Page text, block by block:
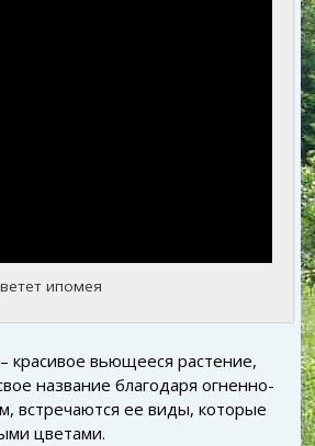
ипомея
– красивое вьющееся растение,
название благодаря огненно-
встречаются ее виды, которые
цветами.